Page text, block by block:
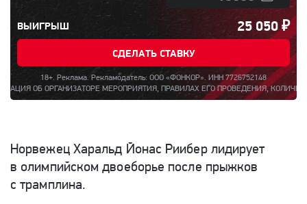
ВЫИГРЫШ 25 050₽
СДЕЛАТЬ СТАВКУ
18+. Реклама. Рекламодатель: ООО «ФОНКОР». ИНН 7726752148
МЕРОПРИЯТИЯ, ПРАВИЛАХ ЕГО ПРОВЕДЕНИЯ, КОЛИЧЕСТВЕ
Норвежец Харальд Йонас Риибер лидирует
в олимпийском двоеборье после прыжков
с трамплина.